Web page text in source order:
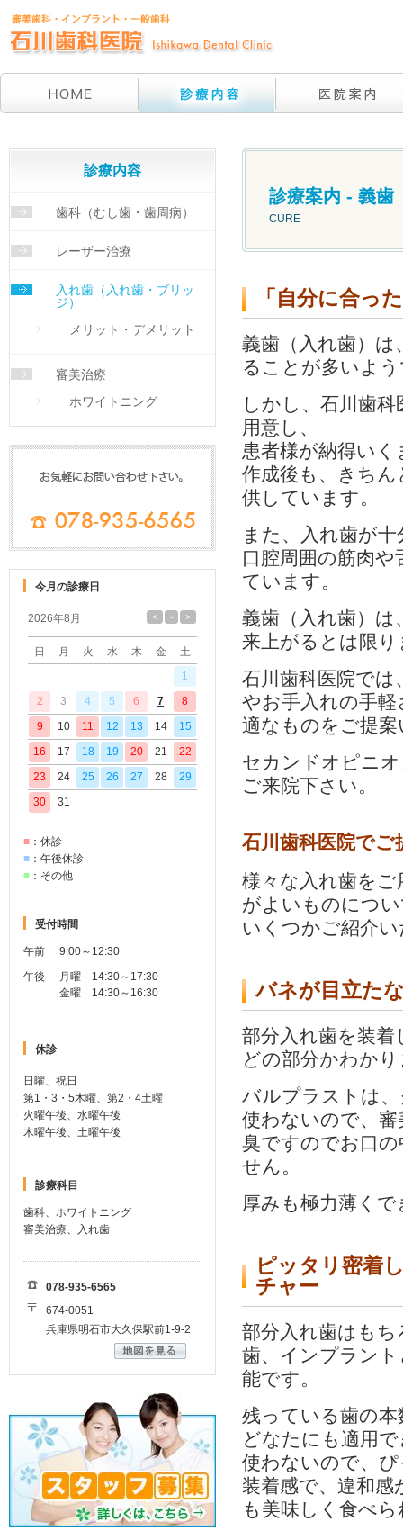
主
カ
診療案内 - 義歯
CURE
「自分に合っ
義歯（入れ歯）は
ることが多いよ
しかし、石川歯
用意し、
患者様が納得い
作成後も、きち
供しています。
また、入れ歯が
口腔周囲の筋肉
ています。
義歯（入れ歯）
来上がるとは限
石川歯科医院で
やお手入れの手
適なものをご提
セカンドオピニ
ご来院下さい。
石川歯科医院で
様々な入れ歯を
がよいものにつ
いくつかご紹介
バネが目立た
部分入れ歯を装
どの部分かわか
バルプラストは
使わないので、
臭ですのでお口
せん。
厚みも極力薄く
ピッタリ密着
チャー
部分入れ歯はもち
歯、インプラン
能です。
残っている歯の
どなたにも適用
使わないので、
装着感で、違和感
も美味しく食べ
診療内容
歯科（むし歯・歯周病）
レーザー治療
入れ歯（入れ歯・ブリッ
ジ）
メリット・デメリット
審美治療
ホワイトニング
ご
予
約、
お
問
合
わ
せ
ご
案
内
今月の診療日
2026年8月
日 月 火 水 木 金
土
1
2
3 4 5 6 7
8
9
10 11 12 13 14
15
16
17 18 19 20 21
22
23
24 25 26 27 28
29
30
31
■ ：休診
■ ：午後休診
■ ：その他
受付時間
午前
9:00～12:30
午後
月曜 14:30～17:30
金曜 14:30～16:30
休診
日曜、祝日
第1・3・5木曜、第2・4土曜
火曜午後、水曜午後
木曜午後、土曜午後
診療科目
歯科、ホワイトニング
審美治療、入れ歯
078-935-6565
674-0051
兵庫県明石市大久保駅前1-9-2